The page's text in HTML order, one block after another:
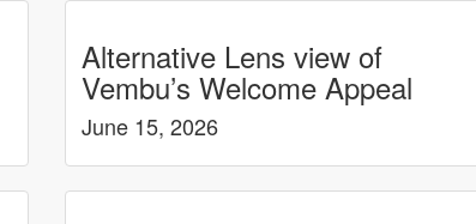
Alternative Lens view of
Vembu’s Welcome Appeal
June 15, 2026